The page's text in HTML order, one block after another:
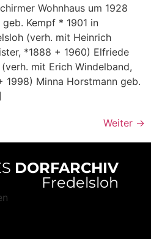
Wohnhaus um 1928
Kempf * 1901 in
(verh. mit Heinrich
*1888 + 1960) Elfriede
mit Erich Windelband,
1998) Minna Horstmann geb.
Weiter →
DORFARCHIV
Fredelsloh